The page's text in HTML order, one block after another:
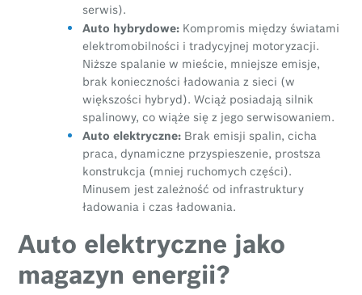
serwis).
Auto hybrydowe: Kompromis między światami
elektromobilności i tradycyjnej motoryzacji.
Niższe spalanie w mieście, mniejsze emisje,
brak konieczności ładowania z sieci (w
większości hybryd). Wciąż posiadają silnik
spalinowy, co wiąże się z jego serwisowaniem.
Auto elektryczne: Brak emisji spalin, cicha
praca, dynamiczne przyspieszenie, prostsza
konstrukcja (mniej ruchomych części).
Minusem jest zależność od infrastruktury
ładowania i czas ładowania.
Auto elektryczne jako
magazyn energii?